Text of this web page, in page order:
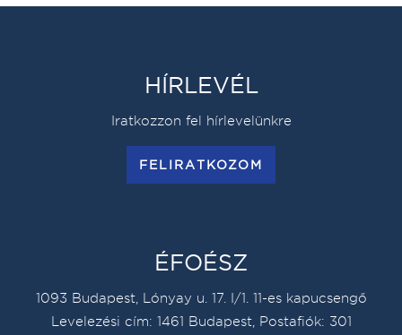
HÍRLEVÉL
Iratkozzon fel hírlevelünkre
FELIRATKOZOM
ÉFOÉSZ
1093 Budapest, Lónyay u. 17. I/1. 11-es kapucsengő
Levelezési cím: 1461 Budapest, Postafiók: 301